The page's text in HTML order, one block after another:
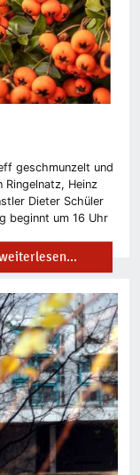
geschmunzelt und
Heinz
Dieter Schüler
beginnt um 16 Uhr